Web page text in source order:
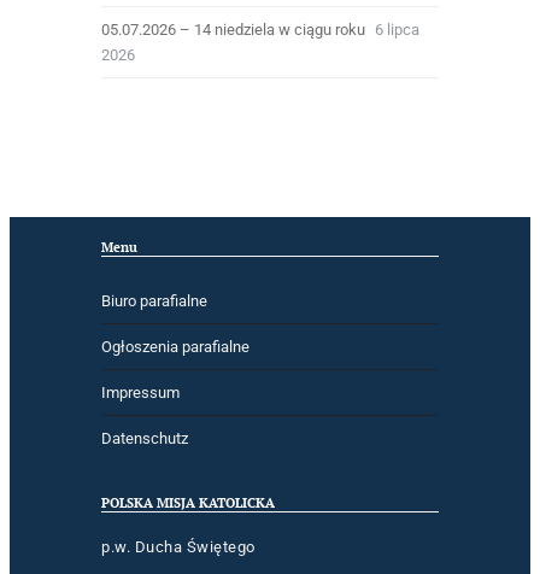
05.07.2026 – 14 niedziela w ciągu roku 6 lipca
2026
Menu
Biuro parafialne
Ogłoszenia parafialne
Impressum
Datenschutz
POLSKA MISJA KATOLICKA
p.w. Ducha Świętego